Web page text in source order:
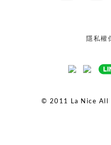
隱私權
© 2011 La Nice All